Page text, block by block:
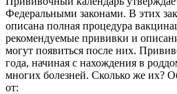
Федеральными законами. В этих
описана полная процедура
рекомендуемые прививки и
могут появиться после них.
года, начиная с нахождения в
многих болезней. Сколько же их?
от: